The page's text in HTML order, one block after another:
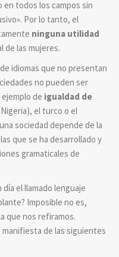
en todos los campos sin
Por lo tanto, el
ninguna utilidad
de las mujeres.
idiomas que no presentan
no pueden ser
de igualdad de
el turco o el
sociedad depende de la
que se ha desarrollado y
gramaticales de
día el llamado lenguaje
Imposible no es,
que nos refiramos.
de las siguientes